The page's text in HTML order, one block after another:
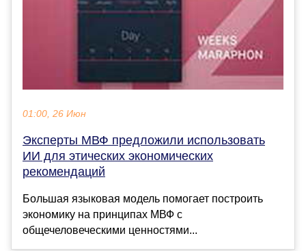
01:00, 26 Июн
Эксперты МВФ предложили использовать
ИИ для этических экономических
рекомендаций
Большая языковая модель помогает построить
экономику на принципах МВФ с
общечеловеческими ценностями...